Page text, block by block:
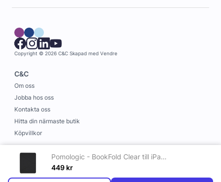
Pomologic - BookFold Clear till iPad Air 11 (M2/M3) - Clear/Svart
449 kr
Copyright © 2026 C&C Skapad med Vendre
C&C
Om oss
Jobba hos oss
Kontakta oss
Hitta din närmaste butik
Köpvillkor
Information
Leverans och betalning
Cookies